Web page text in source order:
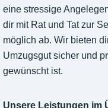
eine stressige
dir mit Rat und Tat zur
möglich ab. Wir bieten
Umzugsgut sicher und
gewünscht ist.
Unsere Leistungen im